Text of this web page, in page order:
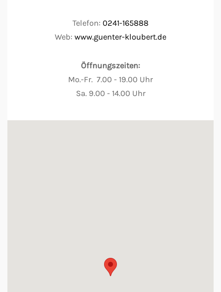
Telefon: 0241-165888
Web: www.guenter-kloubert.de
Öffnungszeiten:
Mo.-Fr. 7.00 - 19.00 Uhr
Sa. 9.00 - 14.00 Uhr